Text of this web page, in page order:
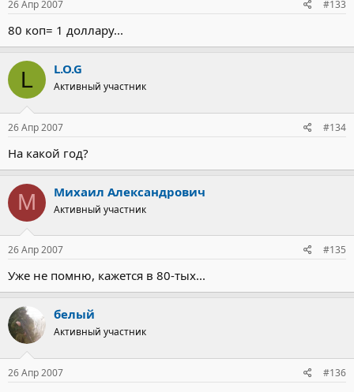
26 Апр 2007 #133
80 коп= 1 доллару...
L L.O.G
Активный участник
26 Апр 2007 #134
На какой год?
М Михаил Александрович
Активный участник
26 Апр 2007 #135
Уже не помню, кажется в 80-тых...
белый
Активный участник
26 Апр 2007 #136